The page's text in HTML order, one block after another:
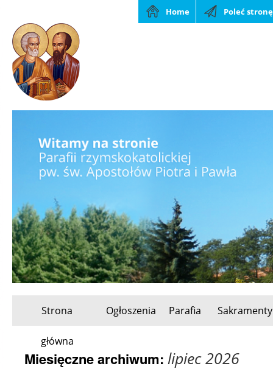
Poleć stronę
Home
Przeskocz
Strona
główna
Ogłoszenia Parafia Sakramenty
Miesięczne archiwum: lipiec 2026